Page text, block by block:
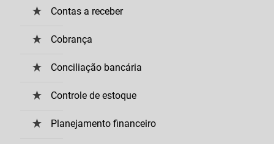
Contas a receber
Cobrança
Conciliação bancária
Controle de estoque
Planejamento financeiro